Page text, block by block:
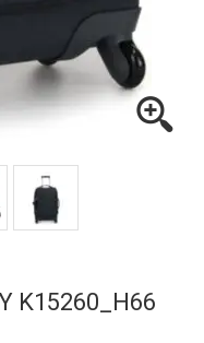
K15260_H66